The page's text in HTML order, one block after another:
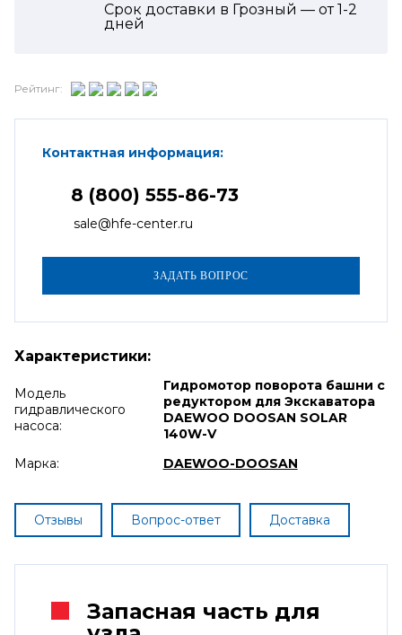
Срок доставки в Грозный — от1-2
дней
Рейтинг:
Контактная информация:
8 (800) 555-86-73
sale@hfe-center.ru
Характеристики:
Модель
гидравлического
насоса:
Гидромотор поворота башни с
редуктором для Экскаватора
DAEWOO DOOSAN SOLAR
140W-V
Марка:
DAEWOO-DOOSAN
Отзывы Вопрос-ответ Доставка
Запасная часть для